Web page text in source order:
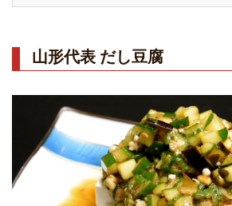
山形代表 だし豆腐